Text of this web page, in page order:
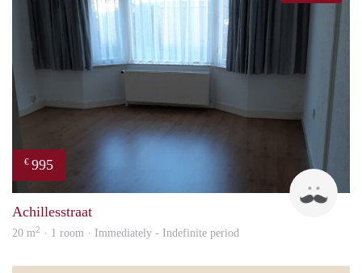
€ 995
Achillesstraat
20 m2 · 1 room · Immediately - Indefinite period